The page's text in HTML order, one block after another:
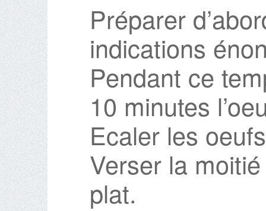
Préparer
indications
Pendant ce
10 minutes
Ecaler les
Verser la
plat.